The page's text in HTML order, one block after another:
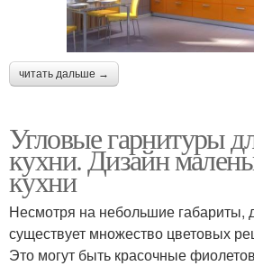
читать дальше →
Угловые гарнитуры
кухни. Дизайн
кухни
Несмотря на небольшие габариты,
существует множество цветовых
Это могут быть красочные